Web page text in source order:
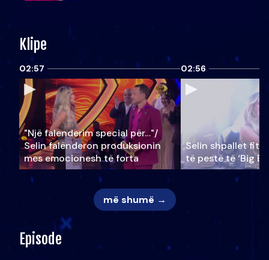
Klipe
02:57
"Një falenderim special për…"/
Selin falënderon produksionin
mes emocionesh të forta
02:56
Selin shpallet
të pestë të ‘Big
më shumë →
Episode